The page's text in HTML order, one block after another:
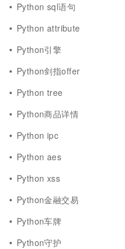
Python sql语句
Python attribute
Python引擎
Python剑指offer
Python tree
Python商品详情
Python ipc
Python aes
Python xss
Python金融交易
Python车牌
Python守护